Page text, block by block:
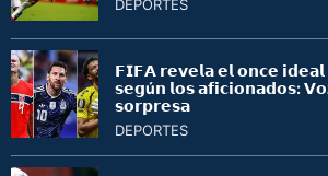
DEPORTES
𝗙𝗜𝗙𝗔 𝗿𝗲𝘃𝗲𝗹𝗮 𝗲𝗹 𝗼𝗻𝗰𝗲
𝘀𝗲𝗴ú𝗻 𝗹𝗼𝘀 𝗮𝗳𝗶𝗰𝗶𝗼𝗻𝗮𝗱𝗼𝘀:
𝘀𝗼𝗿𝗽𝗿𝗲𝘀𝗮
DEPORTES